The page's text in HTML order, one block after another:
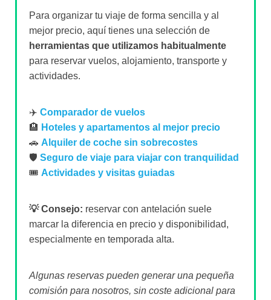
Para organizar tu viaje de forma sencilla y al
mejor precio, aquí tienes una selección de
herramientas que utilizamos habitualmente
para reservar vuelos, alojamiento, transporte y
actividades.
✈️ Comparador de vuelos
🏨 Hoteles y apartamentos al mejor precio
🚗 Alquiler de coche sin sobrecostes
🛡️ Seguro de viaje para viajar con tranquilidad
🎟️ Actividades y visitas guiadas
💡 Consejo: reservar con antelación suele
marcar la diferencia en precio y disponibilidad,
especialmente en temporada alta.
Algunas reservas pueden generar una pequeña
comisión para nosotros, sin coste adicional para